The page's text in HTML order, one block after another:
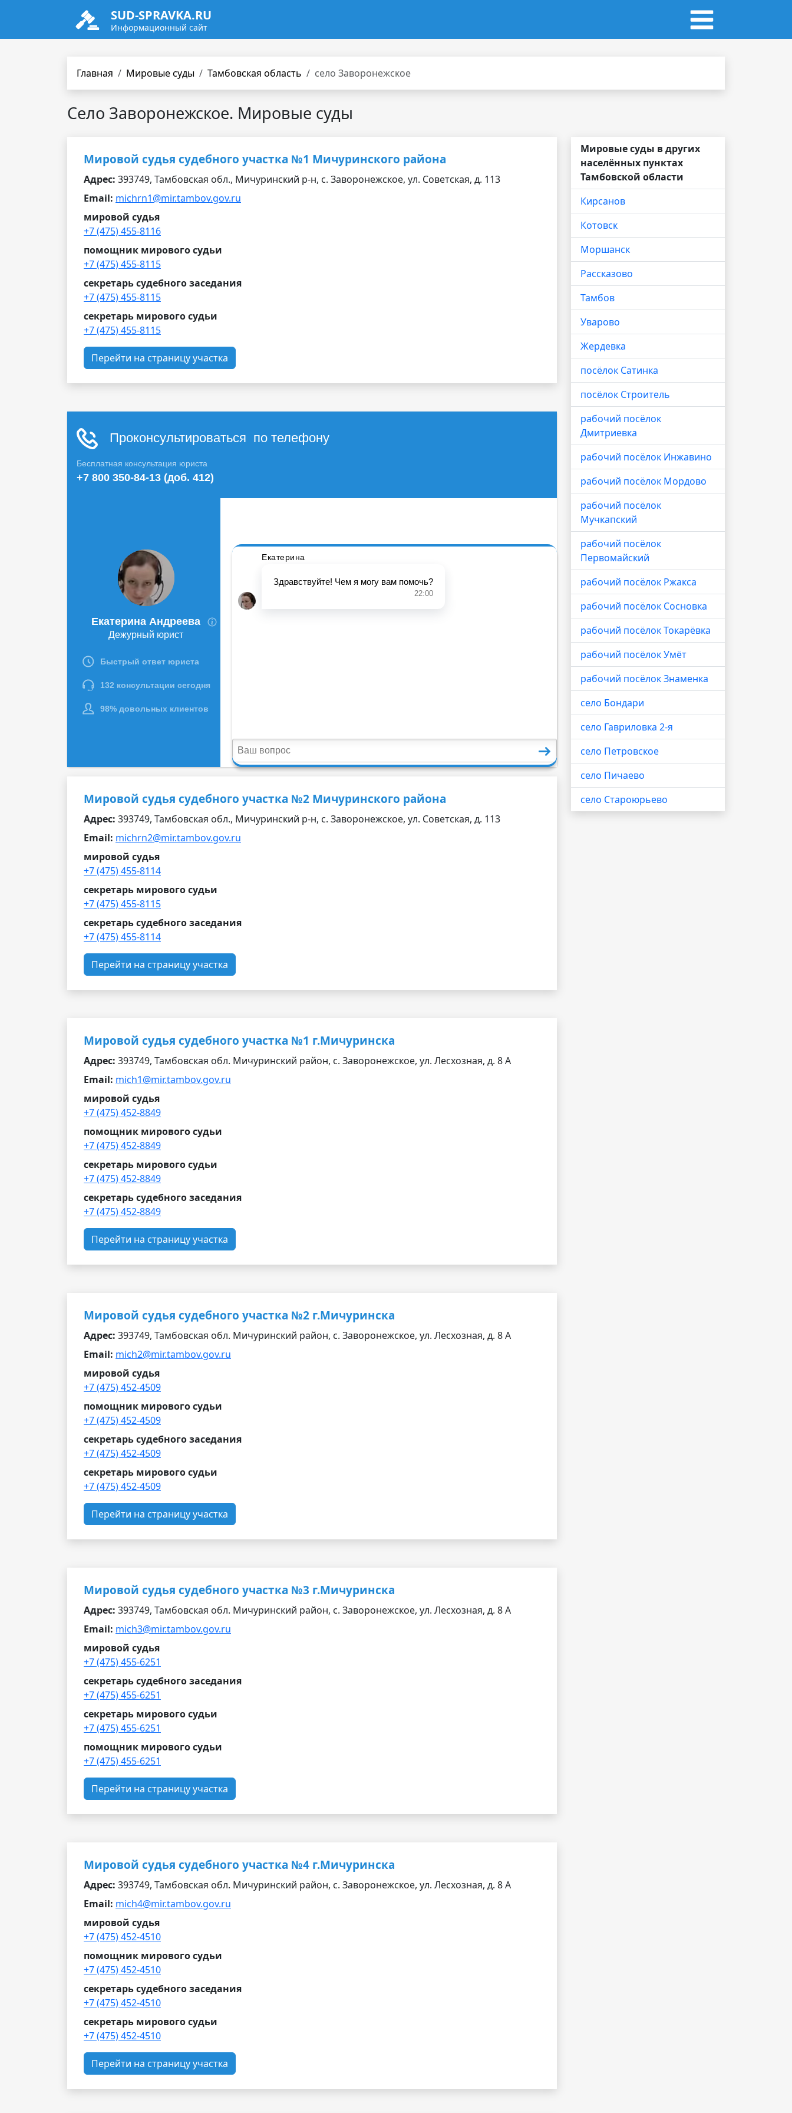
SUD-SPRAVKA.RU
Информационный сайт
Главная Мировые суды Тамбовская область село Заворонежское
Село Заворонежское. Мировые суды
Мировой судья судебного участка №1 Мичуринского района
Адрес: 393749, Тамбовская обл., Мичуринский р-н, с. Заворонежское, ул. Советская, д. 113
Email: michrn1@mir.tambov.gov.ru
мировой судья
+7 (475) 455-8116
помощник мирового судьи
+7 (475) 455-8115
секретарь судебного заседания
+7 (475) 455-8115
секретарь мирового судьи
+7 (475) 455-8115
Перейти на страницу участка
Мировой судья судебного участка №2 Мичуринского района
Адрес: 393749, Тамбовская обл., Мичуринский р-н, с. Заворонежское, ул. Советская, д. 113
Email: michrn2@mir.tambov.gov.ru
мировой судья
+7 (475) 455-8114
секретарь мирового судьи
+7 (475) 455-8115
секретарь судебного заседания
+7 (475) 455-8114
Перейти на страницу участка
Мировой судья судебного участка №1 г.Мичуринска
Адрес: 393749, Тамбовская обл. Мичуринский район, с. Заворонежское, ул. Лесхозная, д. 8 А
Email: mich1@mir.tambov.gov.ru
мировой судья
+7 (475) 452-8849
помощник мирового судьи
+7 (475) 452-8849
секретарь мирового судьи
+7 (475) 452-8849
секретарь судебного заседания
+7 (475) 452-8849
Перейти на страницу участка
Мировой судья судебного участка №2 г.Мичуринска
Адрес: 393749, Тамбовская обл. Мичуринский район, с. Заворонежское, ул. Лесхозная, д. 8 А
Email: mich2@mir.tambov.gov.ru
мировой судья
+7 (475) 452-4509
помощник мирового судьи
+7 (475) 452-4509
секретарь судебного заседания
+7 (475) 452-4509
секретарь мирового судьи
+7 (475) 452-4509
Перейти на страницу участка
Мировой судья судебного участка №3 г.Мичуринска
Адрес: 393749, Тамбовская обл. Мичуринский район, с. Заворонежское, ул. Лесхозная, д. 8 А
Email: mich3@mir.tambov.gov.ru
мировой судья
+7 (475) 455-6251
секретарь судебного заседания
+7 (475) 455-6251
секретарь мирового судьи
+7 (475) 455-6251
помощник мирового судьи
+7 (475) 455-6251
Перейти на страницу участка
Мировой судья судебного участка №4 г.Мичуринска
Адрес: 393749, Тамбовская обл. Мичуринский район, с. Заворонежское, ул. Лесхозная, д. 8 А
Email: mich4@mir.tambov.gov.ru
мировой судья
+7 (475) 452-4510
помощник мирового судьи
+7 (475) 452-4510
секретарь судебного заседания
+7 (475) 452-4510
секретарь мирового судьи
+7 (475) 452-4510
Перейти на страницу участка
Мировые суды в других
населённых пунктах
Тамбовской области
Кирсанов
Котовск
Моршанск
Рассказово
Тамбов
Уварово
Жердевка
посёлок Сатинка
посёлок Строитель
рабочий посёлок
Дмитриевка
рабочий посёлок Инжавино
рабочий посёлок Мордово
рабочий посёлок
Мучкапский
рабочий посёлок
Первомайский
рабочий посёлок Ржакса
рабочий посёлок Сосновка
рабочий посёлок Токарёвка
рабочий посёлок Умёт
рабочий посёлок Знаменка
село Бондари
село Гавриловка 2-я
село Петровское
село Пичаево
село Староюрьево